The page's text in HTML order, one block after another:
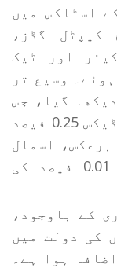
اسٹاکس میں
کیپٹل گڈز،
اور ٹیک
وسیع تر
گیا، جس
کی وجہ سے بی ایس ای مڈ کیپ انڈیکس 0.25 فیصد
اسمال
کیپ انڈیکس نے آج کی تجارت 0.01 فیصد کی
کے باوجود،
کی دولت میں
اضافہ ہوا ہے۔